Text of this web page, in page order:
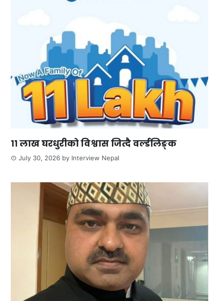
११ लाख घरधुरीको विश्वास जित्दै वर्ल्डलिङ्क
July 30, 2026 by Interview Nepal